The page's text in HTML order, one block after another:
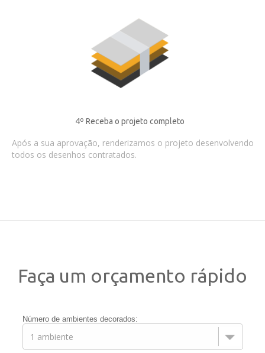
4º Receba o projeto completo
Após a sua aprovação, renderizamos o projeto desenvolvendo
todos os desenhos contratados.
Faça um orçamento rápido
Número de ambientes decorados: